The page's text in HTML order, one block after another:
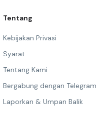
Tentang
Kebijakan Privasi
Syarat
Tentang Kami
Bergabung dengan Telegram
Laporkan & Umpan Balik